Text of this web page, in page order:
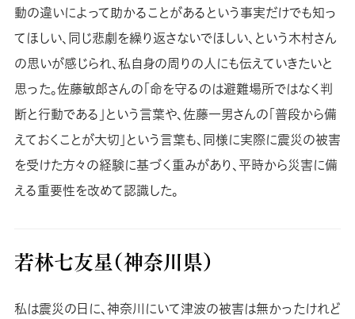
動の違いによって助かることがあるという事実だけでも知っ
てほしい、同じ悲劇を繰り返さないでほしい、という木村さん
の思いが感じられ、私自身の周りの人にも伝えていきたいと
思った。佐藤敏郎さんの「命を守るのは避難場所ではなく判
断と行動である」という言葉や、佐藤一男さんの「普段から備
えておくことが大切」という言葉も、同様に実際に震災の被害
を受けた方々の経験に基づく重みがあり、平時から災害に備
える重要性を改めて認識した。
若林七友星（神奈川県）
私は震災の日に、神奈川にいて津波の被害は無かったけれど